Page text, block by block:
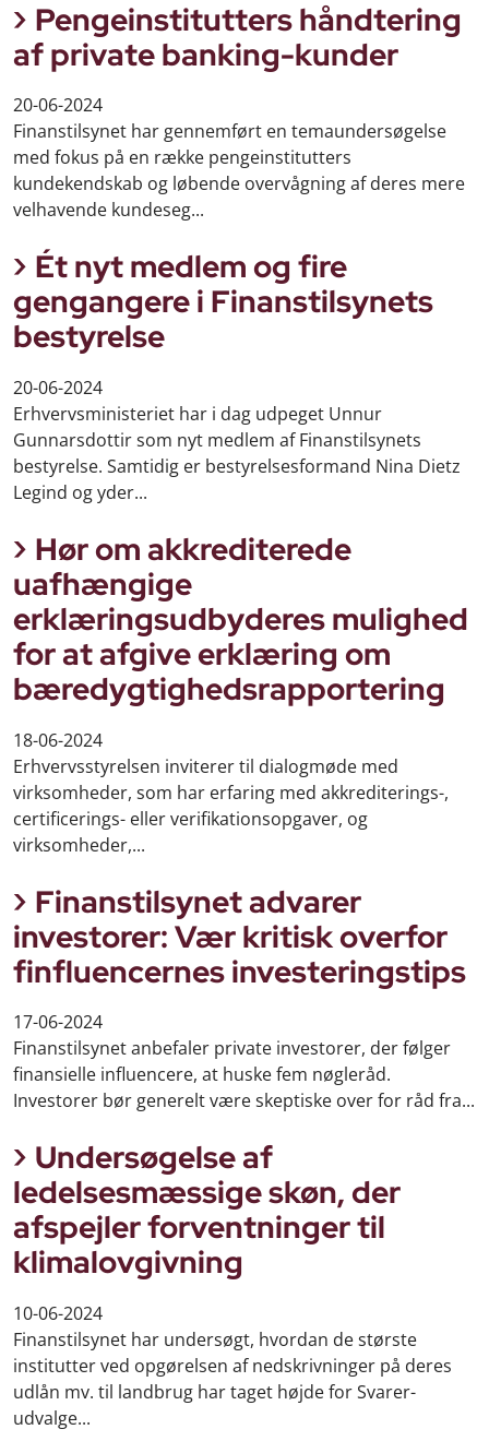
Pengeinstitutters håndtering
af private banking-kunder
20-06-2024
Finanstilsynet har gennemført en temaundersøgelse
med fokus på en række pengeinstitutters
kundekendskab og løbende overvågning af deres mere
velhavende kundeseg...
Ét nyt medlem og fire
gengangere i Finanstilsynets
bestyrelse
20-06-2024
Erhvervsministeriet har i dag udpeget Unnur
Gunnarsdottir som nyt medlem af Finanstilsynets
bestyrelse. Samtidig er bestyrelsesformand Nina Dietz
Legind og yder...
Hør om akkrediterede
uafhængige
erklæringsudbyderes mulighed
for at afgive erklæring om
bæredygtighedsrapportering
18-06-2024
Erhvervsstyrelsen inviterer til dialogmøde med
virksomheder, som har erfaring med akkrediterings-,
certificerings- eller verifikationsopgaver, og
virksomheder,...
Finanstilsynet advarer
investorer: Vær kritisk overfor
finfluencernes investeringstips
17-06-2024
Finanstilsynet anbefaler private investorer, der følger
finansielle influencere, at huske fem nøgleråd.
Investorer bør generelt være skeptiske over for råd fra...
Undersøgelse af
ledelsesmæssige skøn, der
afspejler forventninger til
klimalovgivning
10-06-2024
Finanstilsynet har undersøgt, hvordan de største
institutter ved opgørelsen af nedskrivninger på deres
udlån mv. til landbrug har taget højde for Svarer-
udvalge...